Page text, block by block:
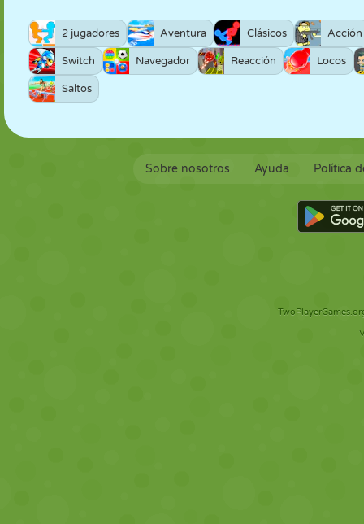
2 jugadores Aventura Clásicos Acción
Switch Navegador Reacción Locos
Saltos
Sobre nosotros Ayuda Política